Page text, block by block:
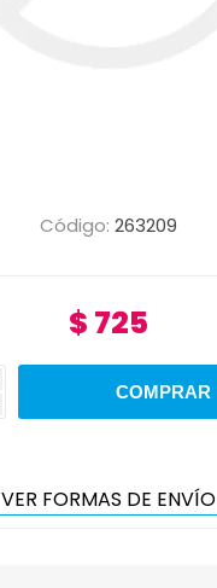
Código: 263209
$ 725
VER FORMAS DE ENVÍO